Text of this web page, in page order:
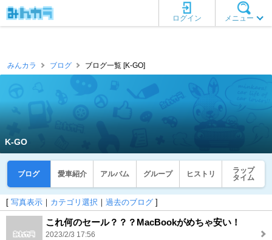
メニュー
ログイン
みんカラ ブログ ブログ一覧 [K-GO]
K-GO
ブログ 愛車紹介 アルバム グループ ヒストリ
ラップ
タイム
[ 写真表示 ｜ カテゴリ選択 ｜ 過去のブログ ]
これ何のセール？？？MacBookがめちゃ安い！
2023/2/3 17:56